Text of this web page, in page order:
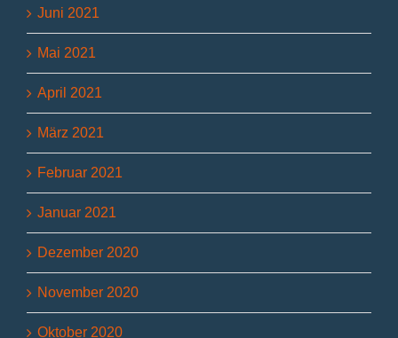
Juni 2021
Mai 2021
April 2021
März 2021
Februar 2021
Januar 2021
Dezember 2020
November 2020
Oktober 2020